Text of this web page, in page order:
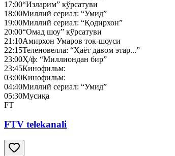
17:00“Изларим” кўрсатуви
18:00Миллий сериал: “Умид”
19:00Миллий сериал: “Қодирхон”
20:00“Омад шоу” кўрсатуви
21:10Амирхон Умаров ток-шоуси
22:15Теленовелла: “Ҳаёт давом этар...”
23:00Ҳ/ф: “Миллиондан бир”
23:45Кинофильм:
03:00Кинофильм:
04:40Миллий сериал: “Умид”
05:30Мусиқа
FT
FTV telekanali